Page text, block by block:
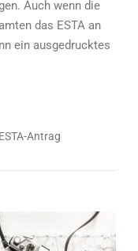
Auch wenn die
das ESTA an
ein ausgedrucktes
ESTA-Antrag